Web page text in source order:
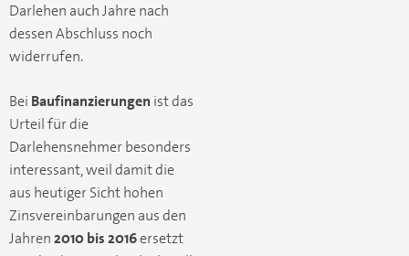
Darlehen auch Jahre nach
dessen Abschluss noch
widerrufen.
Bei Baufinanzierungen ist das
Urteil für die
Darlehensnehmer besonders
interessant, weil damit die
aus heutiger Sicht hohen
Zinsvereinbarungen aus den
Jahren2010 bis 2016ersetzt